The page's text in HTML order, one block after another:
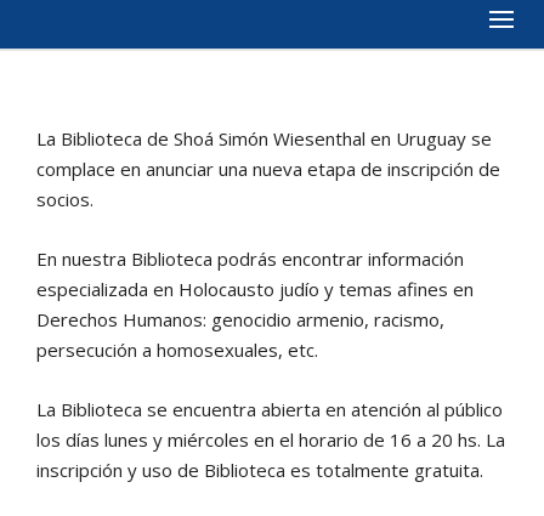
La Biblioteca de Shoá Simón Wiesenthal en Uruguay se
complace en anunciar una nueva etapa de inscripción de
socios.
En nuestra Biblioteca podrás encontrar información
especializada en Holocausto judío y temas afines en
Derechos Humanos: genocidio armenio, racismo,
persecución a homosexuales, etc.
La Biblioteca se encuentra abierta en atención al público
los días lunes y miércoles en el horario de 16 a 20 hs. La
inscripción y uso de Biblioteca es totalmente gratuita.